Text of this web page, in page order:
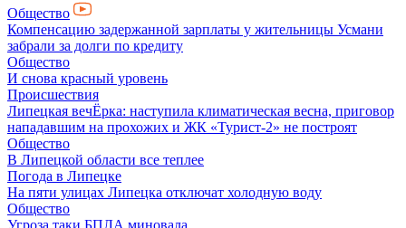
Общество
Компенсацию задержанной зарплаты у жительницы Усмани
забрали за долги по кредиту
Общество
И снова красный уровень
Происшествия
Липецкая вечЁрка: наступила климатическая весна, приговор
нападавшим на прохожих и ЖК «Турист-2» не построят
Общество
В Липецкой области все теплее
Погода в Липецке
На пяти улицах Липецка отключат холодную воду
Общество
Угроза таки БПЛА миновала